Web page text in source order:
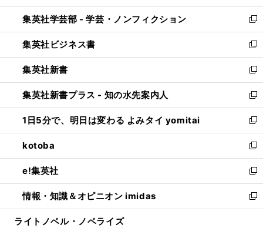
開
く
ウ
で
開
く
ン
ド
ウ
で
開
く
ウ
ィ
ン
ド
ウ
で
開
く
集英社学芸部 - 学芸・ノンフィクション
新
し
い
ウ
ィ
ン
ド
ウ
で
開
く
集英社ビジネス書
新
し
い
ウ
ィ
ン
ド
ウ
で
開
く
集英社新書
新
し
い
ウ
ィ
ン
ド
ウ
で
開
く
集英社新書プラス - 知の水先案内人
新
し
い
ウ
ィ
ン
ド
ウ
で
開
1日5分で、明日は変わる よみタイ yomitai
新
し
い
ウ
ィ
ン
ド
ウ
kotoba
新
し
い
ウ
ィ
ン
e!集英社
新
し
い
ウ
情報・知識＆オピニオン imidas
新
し
ライトノベル・ノベライズ